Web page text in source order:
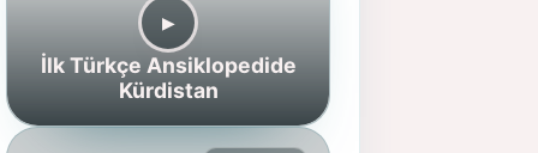
▶︎
İlk Türkçe Ansiklopedide
Kürdistan